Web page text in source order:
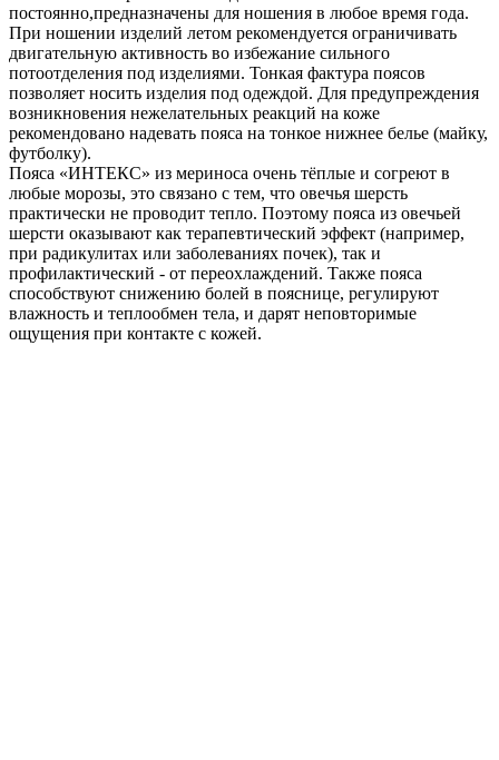
постоянно,предназначены для ношения в любое время года.
При ношении изделий летом рекомендуется ограничивать
двигательную активность во избежание сильного
потоотделения под изделиями. Тонкая фактура поясов
позволяет носить изделия под одеждой. Для предупреждения
возникновения нежелательных реакций на коже
рекомендовано надевать пояса на тонкое нижнее белье (майку,
футболку).
Пояса «ИНТЕКС» из мериноса очень тёплые и согреют в
любые морозы, это связано с тем, что овечья шерсть
практически не проводит тепло. Поэтому пояса из овечьей
шерсти оказывают как терапевтический эффект (например,
при радикулитах или заболеваниях почек), так и
профилактический - от переохлаждений. Также пояса
способствуют снижению болей в пояснице, регулируют
влажность и теплообмен тела, и дарят неповторимые
ощущения при контакте с кожей.